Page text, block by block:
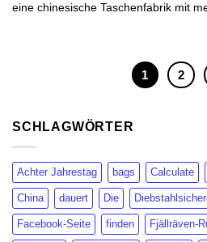
eine chinesische Taschenfabrik mit
1 2
SCHLAGWÖRTER
Achter Jahrestag bags Calculate
China dauert Die
Facebook-Seite finden Fjällräven-